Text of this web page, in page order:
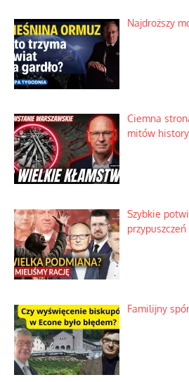
Najdroższy
Ciemna
mitów
Szybkie
Familijny